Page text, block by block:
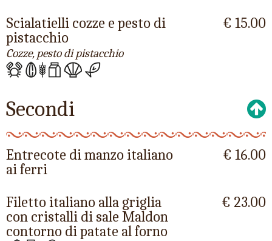
Scialatielli cozze e pesto di
pistacchio
Cozze, pesto di pistacchio
€ 15.00
Secondi
Entrecote di manzo italiano
ai ferri
€ 16.00
Filetto italiano alla griglia
con cristalli di sale Maldon
contorno di patate al forno
€ 23.00